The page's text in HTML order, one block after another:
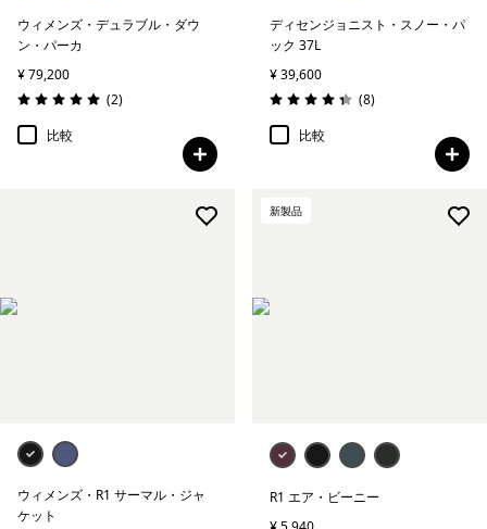
ウィメンズ・デュラブル・ダウ
ン・パーカ
¥ 79,200
評価: 5.0 / 5
(2レビュー
)
比較
ディセンジョニスト・スノー・パ
ック 37L
¥ 39,600
評価: 4.4 / 5
(8レビュー
)
比較
ウィメンズ・R1 サーマル・ジャ
ケット
新製品
R1 エア・ビーニー